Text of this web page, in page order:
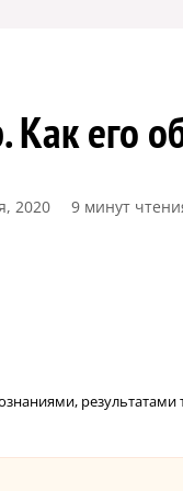
его
2020 9 минут